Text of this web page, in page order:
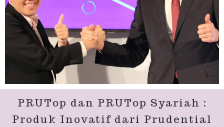
PRUTop dan PRUTop Syariah :
Produk Inovatif dari Prudential